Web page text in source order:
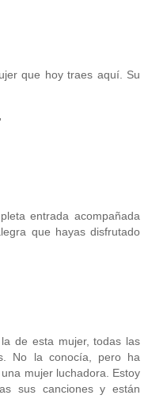
que hoy traes aquí. Su
entrada acompañada
que hayas disfrutado
de esta mujer, todas las
No la conocía, pero ha
mujer luchadora. Estoy
sus canciones y están